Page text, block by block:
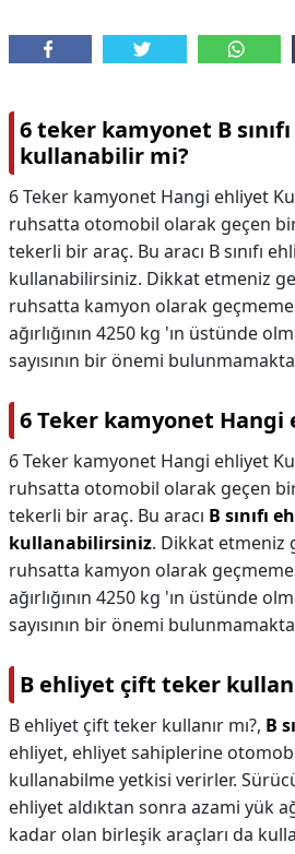
6 teker kamyonet B
kullanabilir mi?
6 Teker kamyonet Hangi ehliyet
ruhsatta otomobil olarak geçen bir
tekerli bir araç. Bu aracı B sınıfı
kullanabilirsiniz. Dikkat etmeniz
ruhsatta kamyon olarak
ağırlığının 4250 kg 'ın üstünde
sayısının bir önemi
6 Teker kamyonet Hangi
6 Teker kamyonet Hangi ehliyet
ruhsatta otomobil olarak geçen bir
tekerli bir araç. Bu aracı B sınıfı
kullanabilirsiniz. Dikkat etmeniz
ruhsatta kamyon olarak
ağırlığının 4250 kg 'ın üstünde
sayısının bir önemi
B ehliyet çift teker
B ehliyet çift teker kullanır mı?, B
ehliyet, ehliyet sahiplerine
kullanabilme yetkisi verirler. Sürücü
ehliyet aldıktan sonra azami yük
kadar olan birleşik araçları da